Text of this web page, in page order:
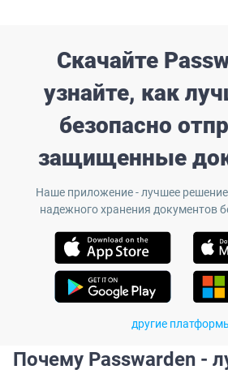
Скачайте
узнайте, как
безопасно
защищенные
Наше приложение - лучшее решение
надежного хранения документов
другие
Почему Passwarden -